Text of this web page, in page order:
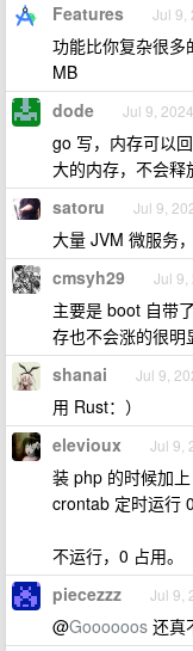
Features Jul 9,
功能比你复杂很
MB
dode Jul 9, 2024
go 写，内存可以
大的内存，不会释
satoru Jul 9,
大量 JVM 微服务
cmsyh29 Jul 9,
主要是 boot 自带
存也不会涨的很明
shanai Jul 9,
用 Rust：）
elevioux Jul 9,
装 php 的时候加
crontab 定时运行
不运行，0 占用。
piecezzz Jul 9,
@Goooooos 还真